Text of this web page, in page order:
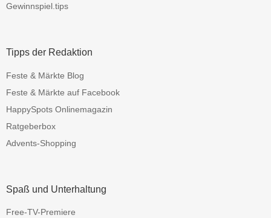
Gewinnspiel.tips
Tipps der Redaktion
Feste & Märkte Blog
Feste & Märkte auf Facebook
HappySpots Onlinemagazin
Ratgeberbox
Advents-Shopping
Spaß und Unterhaltung
Free-TV-Premiere